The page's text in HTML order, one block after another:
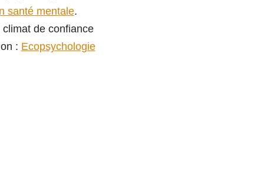
santé mentale.
de confiance
: Ecopsychologie